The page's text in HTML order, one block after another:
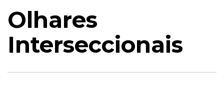
Olhares
Interseccionais